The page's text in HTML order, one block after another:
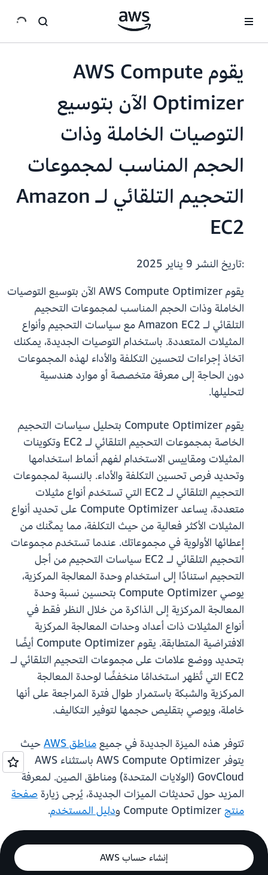
يقوم AWS Compute
Optimizer الآن بتوسيع
التوصيات الخاملة وذات
الحجم المناسب لمجموعات
التحجيم التلقائي لـ Amazon
EC2
:تاريخ النشر
يقوم AWS Compute Optimizer الآن بتوسيع التوصيات
الخاملة وذات الحجم المناسب لمجموعات التحجيم
التلقائي لـ Amazon EC2 مع سياسات التحجيم وأنواع
المثيلات المتعددة. باستخدام التوصيات الجديدة، يمكنك
اتخاذ إجراءات لتحسين التكلفة والأداء لهذه المجموعات
دون الحاجة إلى معرفة متخصصة أو موارد هندسية
لتحليلها.
يقوم Compute Optimizer بتحليل سياسات التحجيم
الخاصة بمجموعات التحجيم التلقائي لـ EC2 وتكوينات
المثيلات ومقاييس الاستخدام لفهم أنماط استخدامها
وتحديد فرص تحسين التكلفة والأداء. بالنسبة لمجموعات
التحجيم التلقائي لـ EC2 التي تستخدم أنواع مثيلات
متعددة، يساعد Compute Optimizer على تحديد أنواع
المثيلات الأكثر فعالية من حيث التكلفة، مما يمكّنك من
إعطائها الأولوية في مجموعاتك. عندما تستخدم مجموعات
التحجيم التلقائي لـ EC2 سياسات التحجيم من أجل
التحجيم استنادًا إلى استخدام وحدة المعالجة المركزية،
يوصي Compute Optimizer بتحسين نسبة وحدة
المعالجة المركزية إلى الذاكرة من خلال النظر فقط في
أنواع المثيلات ذات أعداد وحدات المعالجة المركزية
الافتراضية المتطابقة. يقوم Compute Optimizer أيضًا
بتحديد ووضع علامات على مجموعات التحجيم التلقائي لـ
EC2 التي تُظهر استخدامًا منخفضًا لوحدة المعالجة
المركزية والشبكة باستمرار طوال فترة المراجعة على أنها
خاملة، ويوصي بتقليص حجمها لتوفير التكاليف.
تتوفر هذه الميزة الجديدة في جميعمناطق AWS
حيث
يتوفر AWS Compute Optimizer باستثناء AWS
GovCloud (الولايات المتحدة) ومناطق الصين. لمعرفة
المزيد حول تحديثات الميزات الجديدة، يُرجى زيارةصفحة
منتج
دليل المستخدم.
إنشاء حساب AWS